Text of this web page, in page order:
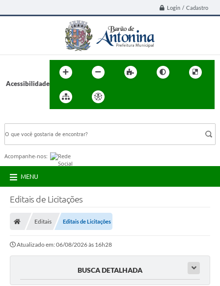
Login / Cadastro
Acessibilidade
Acompanhe-nos:
MENU
Editais de Licitações
Editais Editais de Licitações
Atualizado em: 06/08/2026 às 16h28
BUSCA DETALHADA